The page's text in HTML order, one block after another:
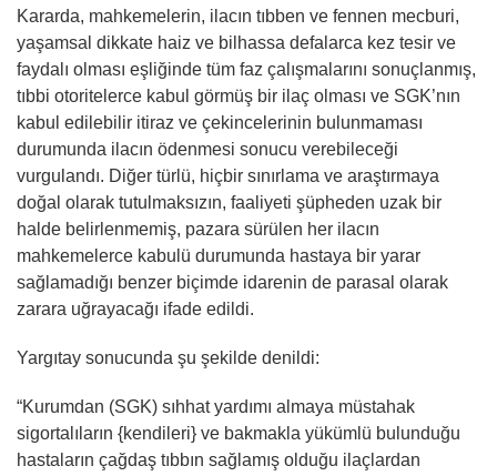
Kararda, mahkemelerin, ilacın tıbben ve fennen mecburi,
yaşamsal dikkate haiz ve bilhassa defalarca kez tesir ve
faydalı olması eşliğinde tüm faz çalışmalarını sonuçlanmış,
tıbbi otoritelerce kabul görmüş bir ilaç olması ve SGK’nın
kabul edilebilir itiraz ve çekincelerinin bulunmaması
durumunda ilacın ödenmesi sonucu verebileceği
vurgulandı. Diğer türlü, hiçbir sınırlama ve araştırmaya
doğal olarak tutulmaksızın, faaliyeti şüpheden uzak bir
halde belirlenmemiş, pazara sürülen her ilacın
mahkemelerce kabulü durumunda hastaya bir yarar
sağlamadığı benzer biçimde idarenin de parasal olarak
zarara uğrayacağı ifade edildi.
Yargıtay sonucunda şu şekilde denildi:
“Kurumdan (SGK) sıhhat yardımı almaya müstahak
sigortalıların {kendileri} ve bakmakla yükümlü bulunduğu
hastaların çağdaş tıbbın sağlamış olduğu ilaçlardan